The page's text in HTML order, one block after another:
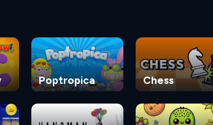
Poptropica Chess